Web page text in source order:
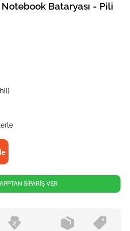
Bataryası - Pili
SİPARİŞ VER